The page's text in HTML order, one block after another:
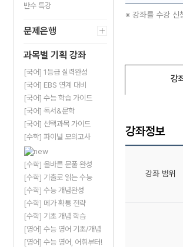
반수 특강
문제은행
과목별 기획 강좌
[국어] 1등급 실력완성
[국어] EBS 연계 대비
[국어] 수능 학습 가이드
[국어] 독서&문학
[국어] 선택과목 가이드
[수학] 파이널 모의고사
[수학] 올바른 문풀 완성
[수학] 기출로 읽는 수능
[수학] 수능 개념완성
[수학] 메가 확통 전략
[수학] 기초 개념 학습
[영어] 수능 영어 기초/개념
[영어] 수능 영어, 어휘부터!
※ 강좌를 수강 신
강
강좌정보
강좌 범위